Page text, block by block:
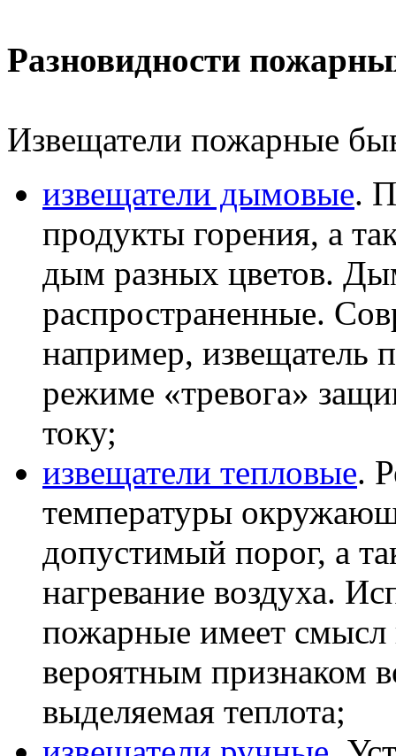
Разновидности
Извещатели пожарные
извещатели дымовые.
продукты горения, а
дым разных цветов.
распространенные.
например,
режиме «тревога»
току;
извещатели тепловые.
температуры
допустимый порог, а
нагревание воздуха.
пожарные имеет смысл
вероятным признаком
выделяемая теплота;